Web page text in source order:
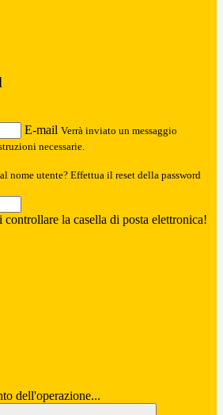
E-mail Verrà inviato un messaggio
necessarie.
nome utente? Effettua il reset della password
la casella di posta elettronica!
dell'operazione...